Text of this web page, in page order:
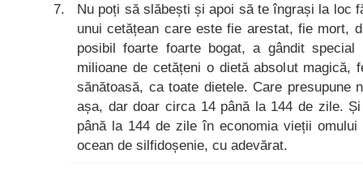
Nu poți să slăbești și apoi să te îngrași la loc
unui cetățean care este fie arestat, fie mort,
posibil foarte foarte bogat, a gândit
milioane de cetățeni o dietă absolut magică,
sănătoasă, ca toate dietele. Care presupune
așa, dar doar circa 14 până la 144 de zile.
până la 144 de zile în economia vieții
ocean de silfidoșenie, cu adevărat.